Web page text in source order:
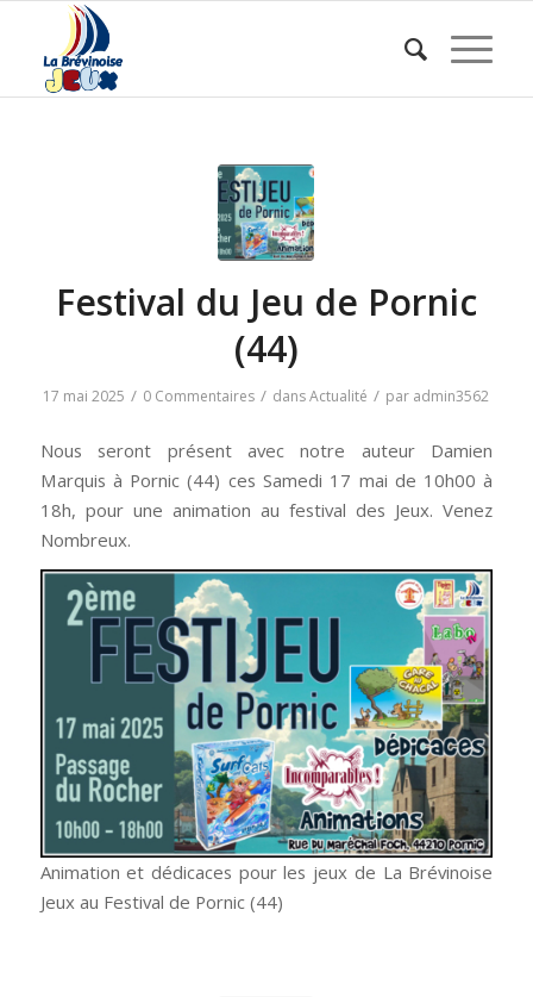
Festival du Jeu de Pornic
(44)
17 mai 2025 / 0 Commentaires / dansActualité / par admin3562
Nous seront présent avec notre auteur Damien
Marquis à Pornic (44) ces Samedi 17 mai de 10h00 à
18h, pour une animation au festival des Jeux. Venez
Nombreux.
Animation et dédicaces pour les jeux de La Brévinoise
Jeux au Festival de Pornic (44)